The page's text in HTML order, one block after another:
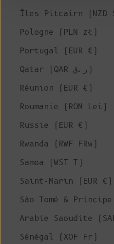
Îles Pitcairn (NZD
Pologne (PLN zł)
Portugal (EUR €)
Qatar (QAR ر.ق)
Réunion (EUR €)
Roumanie (RON Lei)
Russie (EUR €)
Rwanda (RWF FRw)
Samoa (WST T)
Saint-Marin (EUR €)
São Tomé & Príncipe
Sénégal (XOF Fr)